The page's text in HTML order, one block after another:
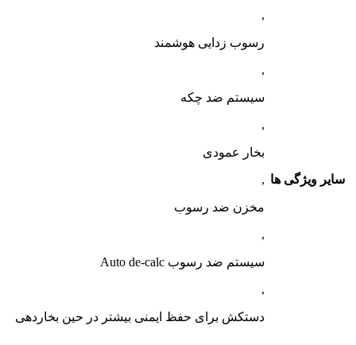
سایر ویژگی ها
,
رسوب زدایی هوشمند
,
سیستم ضد چکه
,
بخار عمودی
,
مخزن ضد رسوب
,
سیستم ضد رسوب Auto de-calc
,
دستکش برای حفظ ایمنی بیشتر در حین بخاردهی